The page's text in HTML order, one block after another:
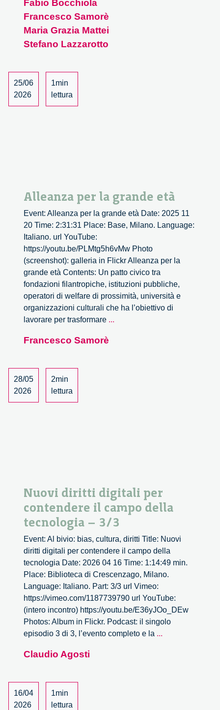
necessaria
–
1/4
Fabio Bocchiola
Francesco Samorè
Maria Grazia Mattei
Stefano Lazzarotto
25/06
2026
1min
lettura
Alleanza per la grande età
Event: Alleanza per la grande età Date: 2025 11
20 Time: 2:31:31 Place: Base, Milano. Language:
Italiano. url YouTube:
https://youtu.be/PLMtg5h6vMw Photo
(screenshot): galleria in Flickr Alleanza per la
grande età Contents: Un patto civico tra
fondazioni filantropiche, istituzioni pubbliche,
operatori di welfare di prossimità, università e
organizzazioni culturali che ha l’obiettivo di
lavorare per trasformare ...
Francesco Samorè
28/05
2026
2min
lettura
Nuovi diritti digitali per
contendere il campo della
tecnologia – 3/3
Event: Al bivio: bias, cultura, diritti Title: Nuovi
diritti digitali per contendere il campo della
tecnologia Date: 2026 04 16 Time: 1:14:49 min.
Place: Biblioteca di Crescenzago, Milano.
Language: Italiano. Part: 3/3 url Vimeo:
https://vimeo.com/1187739790 url YouTube:
(intero incontro) https://youtu.be/E36yJOo_DEw
Photos: Album in Flickr. Podcast: il singolo
episodio 3 di 3, l’evento completo e la ...
Claudio Agosti
16/04
2026
1min
lettura